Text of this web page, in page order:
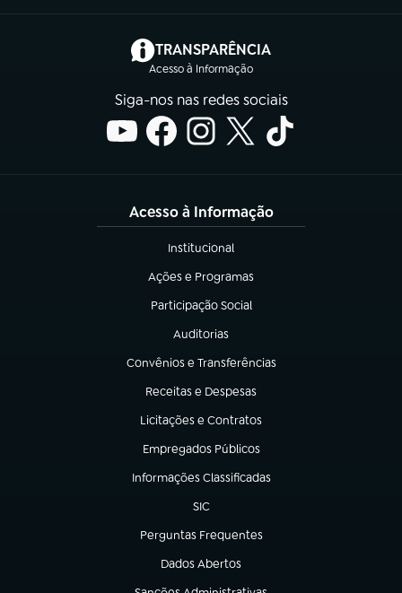
TRANSPARÊNCIA
Acesso à Informação
(abre em nova aba)
Siga-nos nas redes sociais
Acesso à Informação
Institucional
(abre em nova aba)
Ações e Programas
(abre em nova aba)
Participação Social
(abre em nova aba)
Auditorias
(abre em nova aba)
Convênios e Transferências
(abre em nova aba)
Receitas e Despesas
(abre em nova aba)
Licitações e Contratos
(abre em nova aba)
Empregados Públicos
(abre em nova aba)
Informações Classificadas
(abre em nova aba)
SIC
(abre em nova aba)
Perguntas Frequentes
(abre em nova aba)
Dados Abertos
(abre em nova aba)